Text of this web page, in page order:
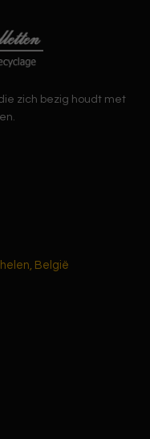
zich bezig houdt met
België